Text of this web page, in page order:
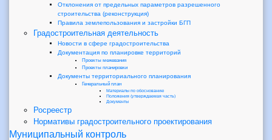
Отклонения от предельных параметров разрешенного
строительства (реконструкция)
Правила землепользования и застройки БГП
Градостроительная деятельность
Новости в сфере градостроительства
Документация по планировке территорий
Проекты межевания
Проекты планировки
Документы территориального планирования
Генеральный план
Материалы по обоснованию
Положения (утверждаемая часть)
Документы
Росреестр
Нормативы градостроительного проектирования
Муниципальный контроль